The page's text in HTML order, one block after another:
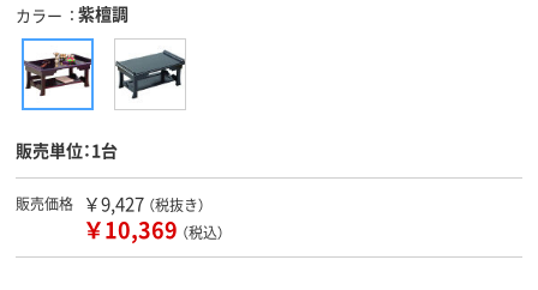
カラー 紫檀調
販売単位：1台
販売価格 ￥9,427 （税抜き）
￥10,369 （税込）